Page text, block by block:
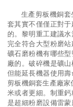
生產剪板機銅
套其實不僅僅正對
的。黎明重工建議
完全符合大型粉磨
礦石磨粉機有哪些
廠的。破碎機是礦
但能延長機器使用
剪板機銅套生產廠
米或者更細。制重
是超細粉磨設備雷